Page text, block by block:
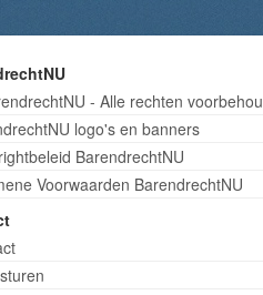
- Alle rechten
logo's en banners
BarendrechtNU
Voorwaarden BarendrechtNU